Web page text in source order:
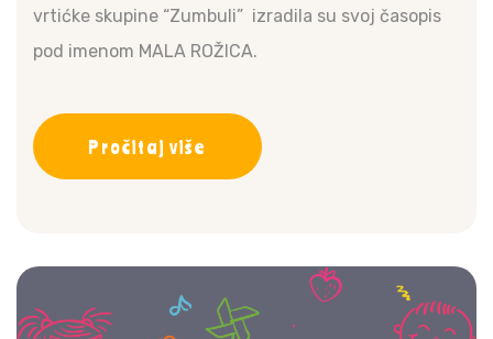
vrtićke skupine “Zumbuli” izradila su svoj časopis
pod imenom MALA ROŽICA.
Pročitaj više